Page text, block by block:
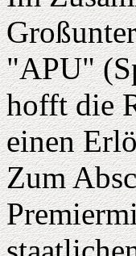
"APU"
hofft die
einen
Zum